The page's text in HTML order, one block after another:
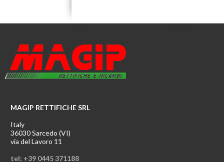
MAGIP RETTIFICHE SRL
Italy
36030 Sarcedo (VI)
via del Lavoro 11
tel: +39 0445 371188